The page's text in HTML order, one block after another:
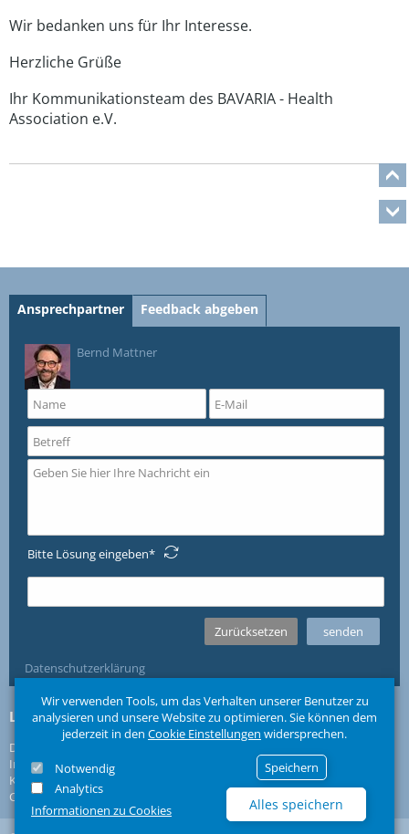
Wir bedanken uns für Ihr Interesse.
Herzliche Grüße
Ihr Kommunikationsteam des BAVARIA - Health
Association e.V.
Wir verwenden Tools, um das Verhalten unserer Benutzer zu
analysieren und unsere Website zu optimieren. Sie können dem
jederzeit in den Cookie Einstellungen widersprechen.
Notwendig
Analytics
Informationen zu Cookies
Speichern
Alles speichern
Ansprechpartner Feedback abgeben
Bernd Mattner
Bitte Lösung eingeben
Datenschutzerklärung
Links
Datenschutz
Impressum
Kontakt
Cookie Einstellungen
Folgen Sie uns